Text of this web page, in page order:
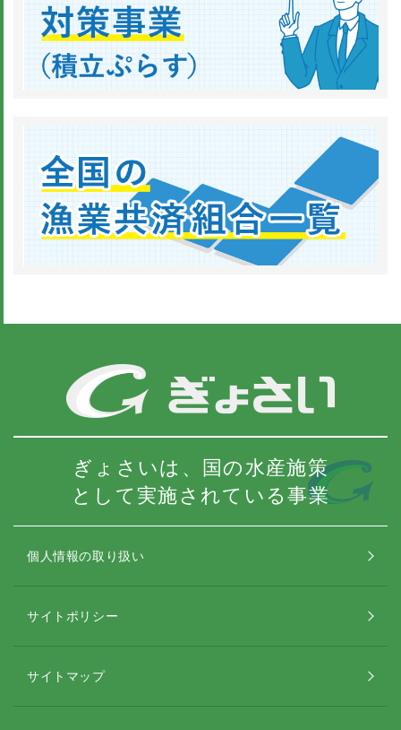
ぎょさいは、国の水産施策
として実施されている事業
個人情報の取り扱い
サイトポリシー
サイトマップ